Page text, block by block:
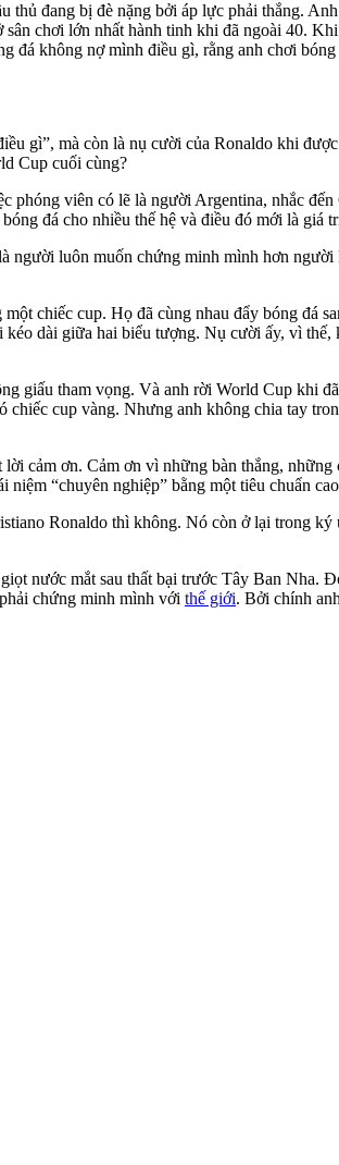
đang bị đè nặng bởi áp lực phải thắng.
chơi lớn nhất hành tinh khi đã ngoài 40.
đá không nợ mình điều gì, rằng anh chơi
gì”, mà còn là nụ cười của Ronaldo khi
Cup cuối cùng?
viên có lẽ là người Argentina, nhắc
đá cho nhiều thế hệ và điều đó mới là giá
luôn muốn chứng minh mình hơn
chiếc cup. Họ đã cùng nhau đẩy bóng đá
dài giữa hai biểu tượng. Nụ cười ấy, vì
giấu tham vọng. Và anh rời World Cup khi
cup vàng. Nhưng anh không chia tay
cảm ơn. Cảm ơn vì những bàn thắng,
“chuyên nghiệp” bằng một tiêu chuẩn
Ronaldo thì không. Nó còn ở lại trong
nước mắt sau thất bại trước Tây Ban Nha.
chứng minh mình với thế giới. Bởi chính